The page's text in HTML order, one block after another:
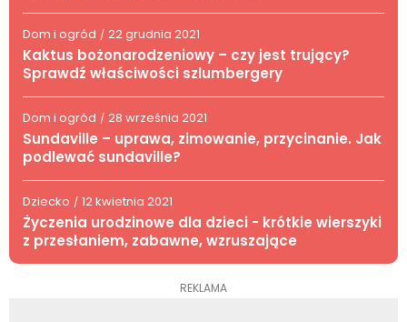
Dom i ogród / 22 grudnia 2021
Kaktus bożonarodzeniowy – czy jest trujący?
Sprawdź właściwości szlumbergery
Dom i ogród / 28 września 2021
Sundaville – uprawa, zimowanie, przycinanie. Jak
podlewać sundaville?
Dziecko / 12 kwietnia 2021
Życzenia urodzinowe dla dzieci - krótkie wierszyki
z przesłaniem, zabawne, wzruszające
REKLAMA